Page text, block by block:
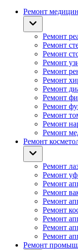
Ремонт
Ремонт
Ремонт
Ремонт
Ремонт
Ремонт
Ремонт
Ремонт
Ремонт
Ремонт
Ремонт
Ремонт
Ремонт
Ремонт
Ремонт
Ремонт
Ремонт
Ремонт
Ремонт
Ремонт
Ремонт
Ремонт
Ремонт
Ремонт